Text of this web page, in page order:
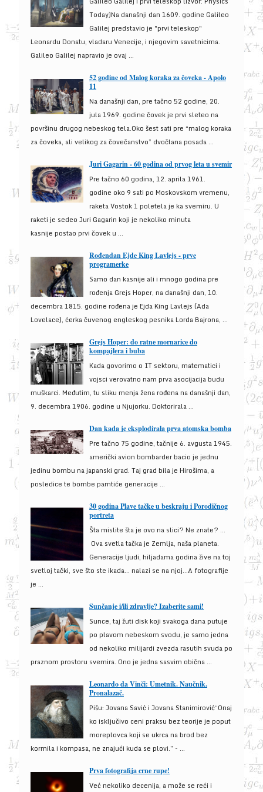
Today)Na današnji dan 1609. godine Galileo
Galilej predstavio je "prvi teleskop"
Leonardu Donatu, vladaru Venecije, i njegovim savetnicima.
Galileo Galilej napravio je ovaj ...
52 godine od Malog koraka za čoveka - Apolo
11
Na današnji dan, pre tačno 52 godine, 20.
jula 1969. godine čovek je prvi sleteo na
površinu drugog nebeskog tela.Oko šest sati pre “malog koraka
za čoveka, ali velikog za čovečanstvo” dvočlana posada ...
Juri Gagarin - 60 godina od prvog leta u svemir
Pre tačno 60 godina, 12. aprila 1961.
godine oko 9 sati po Moskovskom vremenu,
raketa Vostok 1 poletela je ka svemiru. U
raketi je sedeo Juri Gagarin koji je nekoliko minuta
kasnije postao prvi čovek u ...
Rođendan Ejde King Lavlejs - prve
programerke
Samo dan kasnije ali i mnogo godina pre
rođenja Grejs Hoper, na današnji dan, 10.
decembra 1815. godine rođena je Ejda King Lavlejs (Ada
Lovelace), ćerka čuvenog engleskog pesnika Lorda Bajrona, ...
Grejs Hoper: do ratne mornarice do
kompajlera i buba
Kada govorimo o IT sektoru, matematici i
vojsci verovatno nam prva asocijacija budu
muškarci. Međutim, tu sliku menja žena rođena na današnji dan,
9. decembra 1906. godine u Njujorku. Doktorirala ...
Dan kada je eksplodirala prva atomska bomba
Pre tačno 75 godine, tačnije 6. avgusta 1945.
američki avion bombarder bacio je jednu
jedinu bombu na japanski grad. Taj grad bila je Hirošima, a
posledice te bombe pamtiće generacije ...
30 godina Plave tačke u beskraju i Porodičnog
portreta
Šta mislite šta je ovo na slici? Ne znate? …
Ova svetla tačka je Zemlja, naša planeta.
Generacije ljudi, hiljadama godina žive na toj
svetloj tački, sve što ste ikada… nalazi se na njoj…A fotografije
je ...
Sunčanje i/ili zdravlje? Izaberite sami!
Sunce, taj žuti disk koji svakoga dana putuje
po plavom nebeskom svodu, je samo jedna
od nekoliko milijardi zvezda rasutih svuda po
praznom prostoru svemira. Ono je jedna sasvim obična ...
Leonardo da Vinči: Umetnik. Naučnik.
Pronalazač.
Pišu: Jovana Savić i Jovana Stanimirović“Onaj
ko isključivo ceni praksu bez teorije je poput
moreplovca koji se ukrca na brod bez
kormila i kompasa, ne znajući kuda se plovi.” - ...
Prva fotografija crne rupe!
Već nekoliko decenija, a može se reći i